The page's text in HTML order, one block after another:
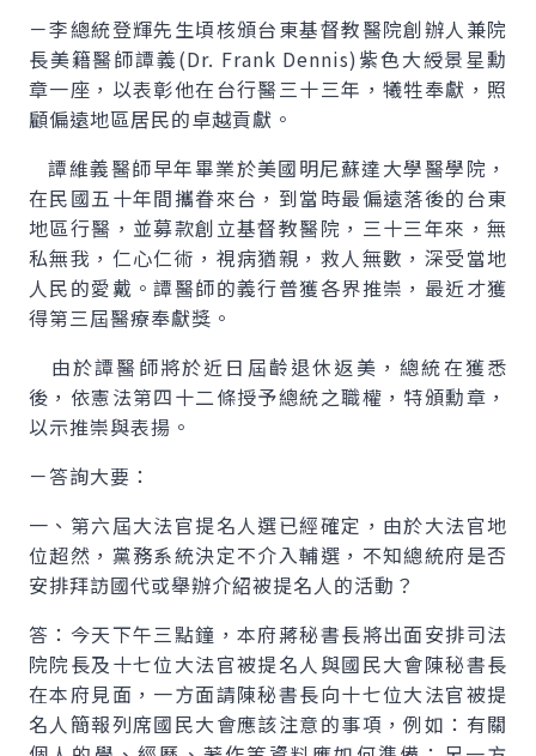
－李總統登輝先生頃核頒台東基督教醫院創辦人兼院
長美籍醫師譚義(Dr. Frank Dennis)紫色大綬景星勳
章一座，以表彰他在台行醫三十三年，犧牲奉獻，照
顧偏遠地區居民的卓越貢獻。
譚維義醫師早年畢業於美國明尼蘇達大學醫學院，
在民國五十年間攜眷來台，到當時最偏遠落後的台東
地區行醫，並募款創立基督教醫院，三十三年來，無
私無我，仁心仁術，視病猶親，救人無數，深受當地
人民的愛戴。譚醫師的義行普獲各界推崇，最近才獲
得第三屆醫療奉獻獎。
由於譚醫師將於近日屆齡退休返美，總統在獲悉
後，依憲法第四十二條授予總統之職權，特頒勳章，
以示推崇與表揚。
－答詢大要：
一、第六屆大法官提名人選已經確定，由於大法官地
位超然，黨務系統決定不介入輔選，不知總統府是否
安排拜訪國代或舉辦介紹被提名人的活動？
答：今天下午三點鐘，本府蔣秘書長將出面安排司法
院院長及十七位大法官被提名人與國民大會陳秘書長
在本府見面，一方面請陳秘書長向十七位大法官被提
名人簡報列席國民大會應該注意的事項，例如：有關